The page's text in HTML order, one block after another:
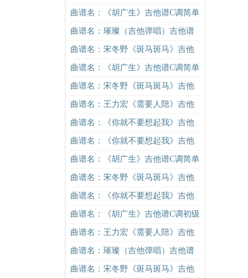
谱C调简单版（酷音小伟吉他教学）
吉他谱
曲谱名：《胡广生》吉他谱C调简单
版（酷音小伟吉他弹唱教学）吉他
谱
曲谱名：璀璨（吉他弹唱）吉他谱
曲谱名：宋冬野《斑马斑马》吉他
谱C调简单版（酷音小伟吉他教学）
吉他谱
曲谱名：《胡广生》吉他谱C调简单
版（酷音小伟吉他弹唱教学）吉他
谱
曲谱名：宋冬野《斑马斑马》吉他
谱C调简单版（酷音小伟吉他教学）
吉他谱
曲谱名：王力宏《需要人陪》吉他
谱C调原版（酷音小伟吉他教学）吉
他谱
曲谱名：《你就不要想起我》吉他
谱C调简单版吉他谱
曲谱名：《你就不要想起我》吉他
谱C调简单版吉他谱
曲谱名：《胡广生》吉他谱C调简单
版（酷音小伟吉他弹唱教学）吉他
谱
曲谱名：宋冬野《斑马斑马》吉他
谱C调简单版（酷音小伟吉他教学）
吉他谱
曲谱名：《你就不要想起我》吉他
谱C调简单版吉他谱
曲谱名：《胡广生》吉他谱C调初级
进阶版（酷音小伟吉他弹唱教学）
吉他谱
曲谱名：王力宏《需要人陪》吉他
谱C调原版（酷音小伟吉他教学）吉
他谱
曲谱名：璀璨（吉他弹唱）吉他谱
曲谱名：宋冬野《斑马斑马》吉他